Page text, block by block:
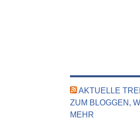
AKTUELLE
ZUM BLOGGEN,
MEHR